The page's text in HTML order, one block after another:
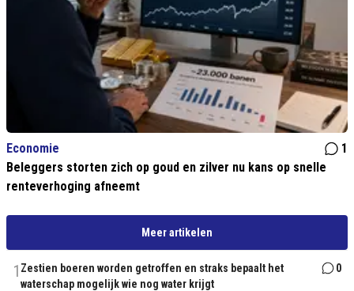
Economie
1
Beleggers storten zich op goud en zilver nu kans op snelle
renteverhoging afneemt
Meer artikelen
1 Zestien boeren worden getroffen en straks bepaalt het
waterschap mogelijk wie nog water krijgt
0